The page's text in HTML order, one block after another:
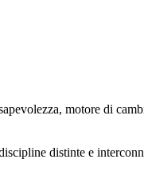
motore di
distinte e